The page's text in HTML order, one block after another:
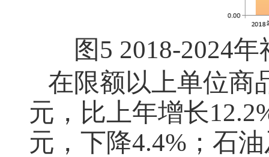
图5 2018-2024年
在限额以上单位商
元，比上年增长
元，下降4.4% ；石